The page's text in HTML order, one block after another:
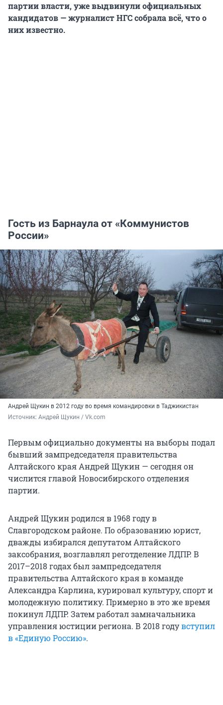
партии власти, уже выдвинули официальных
кандидатов — журналист НГС собрала всё, что о
них известно.
Гость из Барнаула от «Коммунистов
России»
Андрей Щукин в 2012 году во время командировки в Таджикистан
Источник: Андрей Щукин / Vk.com
Первым официально документы на выборы подал
бывший зампредседателя правительства
Алтайского края Андрей Щукин — сегодня он
числится главой Новосибирского отделения
партии.
Андрей Щукин родился в 1968 году в
Славгородском районе. По образованию юрист,
дважды избирался депутатом Алтайского
заксобрания, возглавлял реготделение ЛДПР. В
2017–2018 годах был зампредседателя
правительства Алтайского края в команде
Александра Карлина, курировал культуру, спорт и
молодежную политику. Примерно в это же время
покинул ЛДПР. Затем работал замначальника
управления юстиции региона. В 2018 годувступил
в «Единую Россию».